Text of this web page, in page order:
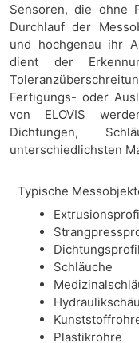
Sensoren, die ohne
Durchlauf der
und hochgenau ihr
dient der
Fertigungs- oder
von ELOVIS
Dichtungen,
unterschiedlichsten
Typische
Schläuche
Plastikrohre